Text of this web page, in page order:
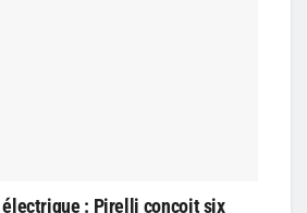
électrique : Pirelli conçoit six